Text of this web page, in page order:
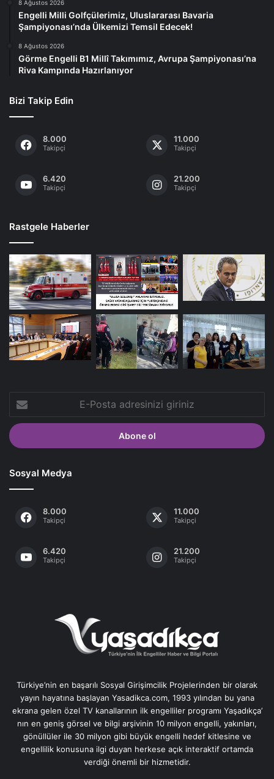
8 Ağustos 2026
Engelli Milli Golfçülerimiz, Uluslararası Bavaria
Şampiyonası’nda Ülkemizi Temsil Edecek!
8 Ağustos 2026
Görme Engelli B1 Millî Takımımız, Avrupa Şampiyonası’na
Riva Kampında Hazırlanıyor
Bizi Takip Edin
8.000
Takipçi
11.000
Takipçi
6.420
Takipçi
21.200
Takipçi
Rastgele Haberler
Posta
adresinizi
giriniz
Sosyal Medya
8.000
Takipçi
11.000
Takipçi
6.420
Takipçi
21.200
Takipçi
Türkiye’nin en başarılı Sosyal Girişimcilik Projelerinden bir olarak
yayın hayatına başlayan Yasadikca.com, 1993 yılından bu yana
ekrana gelen özel TV kanallarının ilk engelliler programı Yaşadıkça’
nın en geniş görsel ve bilgi arşivinin 10 milyon engelli, yakınları,
gönüllüler ile 30 milyon gibi büyük engelli hedef kitlesine ve
engellilik konusuna ilgi duyan herkese açık interaktif ortamda
verdiği önemli bir hizmetidir.